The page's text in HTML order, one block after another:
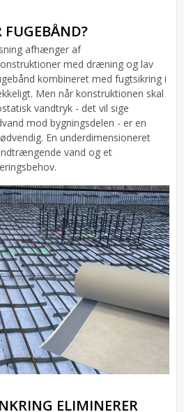
FUGEBÅND?
afhænger af
med dræning og lav
kombineret med fugtsikring i
Men når konstruktionen skal
vandtryk - det vil sige
mod bygningsdelen - er en
En underdimensioneret
vand og et
ELIMINERER